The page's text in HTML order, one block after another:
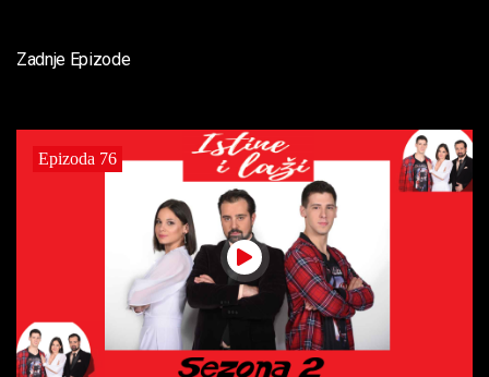
Zadnje Epizode
Epizoda 76